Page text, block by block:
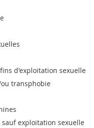
d'exploitation sexuelle
transphobie
exploitation sexuelle